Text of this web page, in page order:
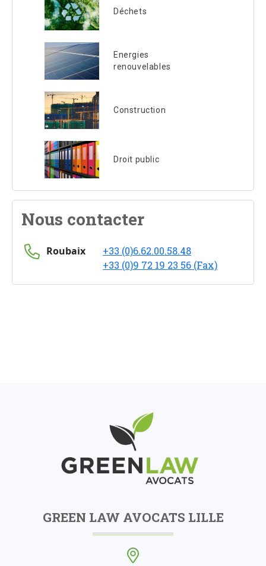
Déchets
Energies
renouvelables
Construction
Droit public
Nous contacter
Roubaix
+33 (0)6.62.00.58.48
+33 (0)9 72 19 23 56 (Fax)
GREEN LAW AVOCATS LILLE